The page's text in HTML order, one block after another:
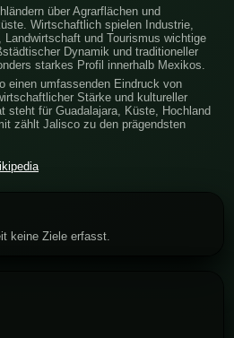
über Agrarflächen und
Wirtschaftlich spielen Industrie,
Landwirtschaft und Tourismus wichtige
Dynamik und traditioneller
starkes Profil innerhalb Mexikos.
einen umfassenden Eindruck von
Stärke und kultureller
steht für Guadalajara, Küste, Hochland
zählt Jalisco zu den prägendsten
keine Ziele erfasst.